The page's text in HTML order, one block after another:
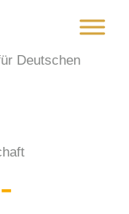
Deutschen